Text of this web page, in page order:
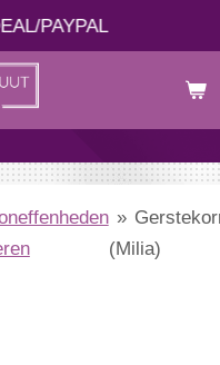
PAYPAL
»
(Milia)